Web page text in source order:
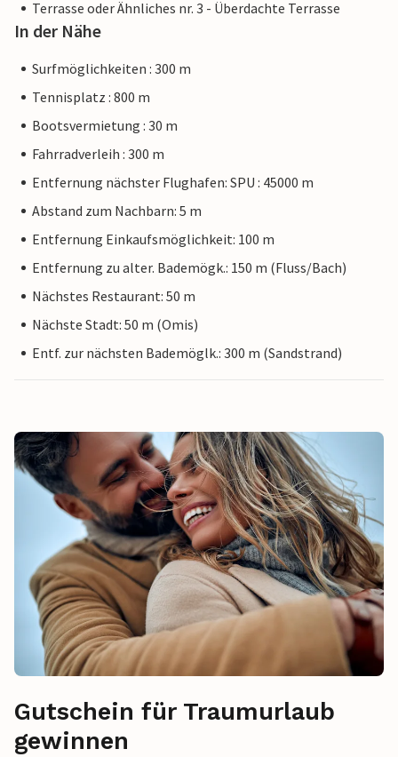
Terrasse oder Ähnliches nr. 3 - Überdachte Terrasse
In der Nähe
Surfmöglichkeiten : 300 m
Tennisplatz : 800 m
Bootsvermietung : 30 m
Fahrradverleih : 300 m
Entfernung nächster Flughafen: SPU : 45000 m
Abstand zum Nachbarn: 5 m
Entfernung Einkaufsmöglichkeit: 100 m
Entfernung zu alter. Bademögk.: 150 m (Fluss/Bach)
Nächstes Restaurant: 50 m
Nächste Stadt: 50 m (Omis)
Entf. zur nächsten Bademöglk.: 300 m (Sandstrand)
Gutschein für Traumurlaub
gewinnen